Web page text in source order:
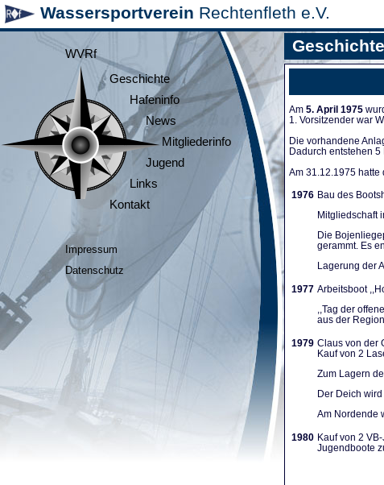
Wassersportverein Rechtenfleth e.V.
WVRf
Geschichte
Hafeninfo
News
Mitgliederinfo
Jugend
Links
Kontakt
Impressum
Datenschutz
Geschichte
Am 5. April 1975
1. Vorsitzender war
Die vorhandene
Dadurch entstehen
Am 31.12.1975 hatte
1976 Bau des
Mitgliedschaft
Die
gerammt. Es
Lagerung der
1977 Arbeitsboot
,,Tag der
aus der
1979 Claus von der
Kauf von 2
Zum Lagern
Der Deich
Am Nordende
1980 Kauf von 2
Jugendboote